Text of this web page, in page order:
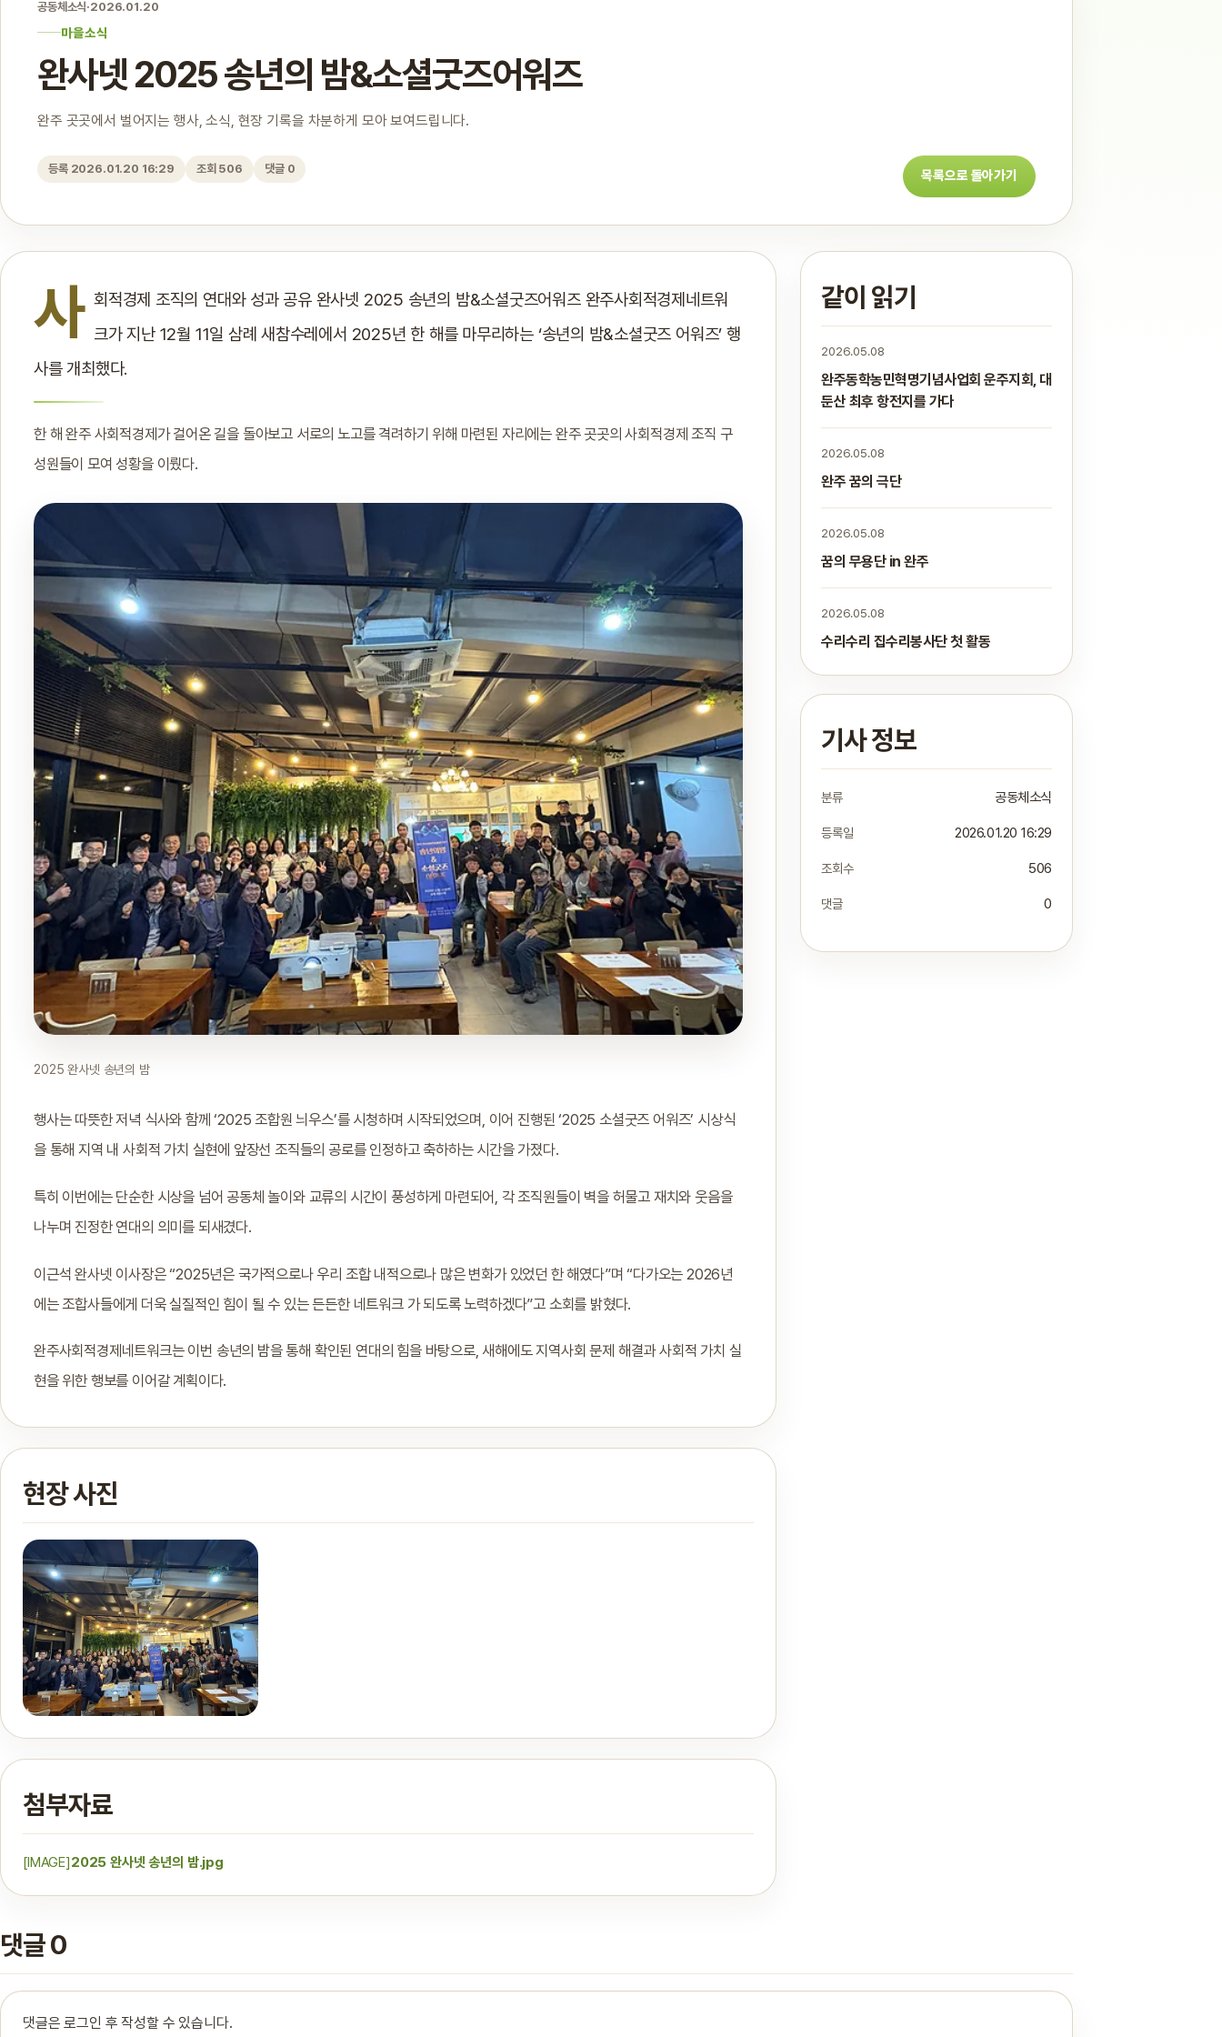
공동체소식·2026.01.20
마을소식
완사넷 2025 송년의 밤&소셜굿즈어워즈
완주 곳곳에서 벌어지는 행사, 소식, 현장 기록을 차분하게 모아 보여드립니다.
등록 2026.01.20 16:29 조회 506 댓글 0 목록으로 돌아가기
사 회적경제 조직의 연대와 성과 공유 완사넷 2025 송년의 밤&소셜굿즈어워즈 완주사회적경제네트워
크가 지난 12월 11일 삼례 새참수레에서 2025년 한 해를 마무리하는 ‘송년의 밤&소셜굿즈 어워즈’ 행
사를 개최했다.
한 해 완주 사회적경제가 걸어온 길을 돌아보고 서로의 노고를 격려하기 위해 마련된 자리에는 완주 곳곳의 사회적경제 조직 구
성원들이 모여 성황을 이뤘다.
2025 완사넷 송년의 밤
행사는 따뜻한 저녁 식사와 함께 ‘2025 조합원 늬우스’를 시청하며 시작되었으며, 이어 진행된 ‘2025 소셜굿즈 어워즈’ 시상식
을 통해 지역 내 사회적 가치 실현에 앞장선 조직들의 공로를 인정하고 축하하는 시간을 가졌다.
특히 이번에는 단순한 시상을 넘어 공동체 놀이와 교류의 시간이 풍성하게 마련되어, 각 조직원들이 벽을 허물고 재치와 웃음을
나누며 진정한 연대의 의미를 되새겼다.
이근석 완사넷 이사장은 “2025년은 국가적으로나 우리 조합 내적으로나 많은 변화가 있었던 한 해였다”며 “다가오는 2026년
에는 조합사들에게 더욱 실질적인 힘이 될 수 있는 든든한 네트워크 가 되도록 노력하겠다”고 소회를 밝혔다.
완주사회적경제네트워크는 이번 송년의 밤을 통해 확인된 연대의 힘을 바탕으로, 새해에도 지역사회 문제 해결과 사회적 가치 실
현을 위한 행보를 이어갈 계획이다.
현장 사진
첨부자료
[IMAGE] 2025 완사넷 송년의 밤.jpg
같이 읽기
2026.05.08
완주동학농민혁명기념사업회 운주지회, 대
둔산 최후 항전지를 가다
2026.05.08
완주 꿈의 극단
2026.05.08
꿈의 무용단 in 완주
2026.05.08
수리수리 집수리봉사단 첫 활동
기사 정보
분류 공동체소식
등록일 2026.01.20 16:29
조회수 506
댓글 0
댓글 0
댓글은 로그인 후 작성할 수 있습니다.